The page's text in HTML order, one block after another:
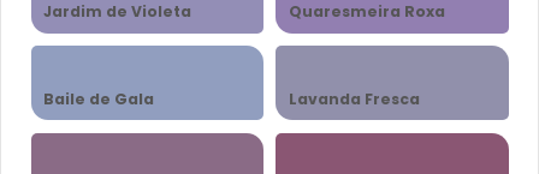
Jardim de Violeta Quaresmeira Roxa
Baile de Gala Lavanda Fresca